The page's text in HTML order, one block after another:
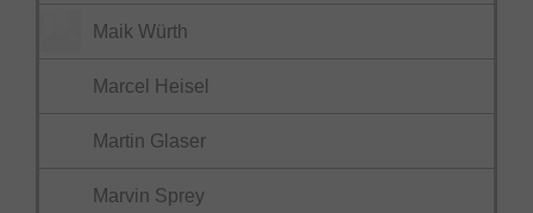
Maik Würth
Marcel Heisel
Martin Glaser
Marvin Sprey